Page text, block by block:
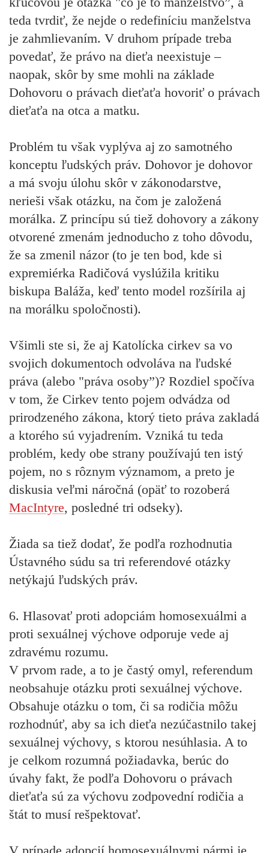
teda tvrdiť, že nejde o redefiníciu manželstva
je zahmlievaním. V druhom prípade treba
povedať, že právo na dieťa neexistuje –
naopak, skôr by sme mohli na základe
Dohovoru o právach dieťaťa hovoriť o právach
dieťaťa na otca a matku.
Problém tu však vyplýva aj zo samotného
konceptu ľudských práv. Dohovor je dohovor
a má svoju úlohu skôr v zákonodarstve,
nerieši však otázku, na čom je založená
morálka. Z princípu sú tiež dohovory a zákony
otvorené zmenám jednoducho z toho dôvodu,
že sa zmenil názor (to je ten bod, kde si
expremiérka Radičová vyslúžila kritiku
biskupa Baláža, keď tento model rozšírila aj
na morálku spoločnosti).
Všimli ste si, že aj Katolícka cirkev sa vo
svojich dokumentoch odvoláva na ľudské
práva (alebo "práva osoby”)? Rozdiel spočíva
v tom, že Cirkev tento pojem odvádza od
prirodzeného zákona, ktorý tieto práva zakladá
a ktorého sú vyjadrením. Vzniká tu teda
problém, kedy obe strany používajú ten istý
pojem, no s rôznym významom, a preto je
diskusia veľmi náročná (opäť to rozoberá
MacIntyre, posledné tri odseky).
Žiada sa tiež dodať, že podľa rozhodnutia
Ústavného súdu sa tri referendové otázky
netýkajú ľudských práv.
6. Hlasovať proti adopciám homosexuálmi a
proti sexuálnej výchove odporuje vede aj
zdravému rozumu.
V prvom rade, a to je častý omyl, referendum
neobsahuje otázku proti sexuálnej výchove.
Obsahuje otázku o tom, či sa rodičia môžu
rozhodnúť, aby sa ich dieťa nezúčastnilo takej
sexuálnej výchovy, s ktorou nesúhlasia. A to
je celkom rozumná požiadavka, berúc do
úvahy fakt, že podľa Dohovoru o právach
dieťaťa sú za výchovu zodpovední rodičia a
štát to musí rešpektovať.